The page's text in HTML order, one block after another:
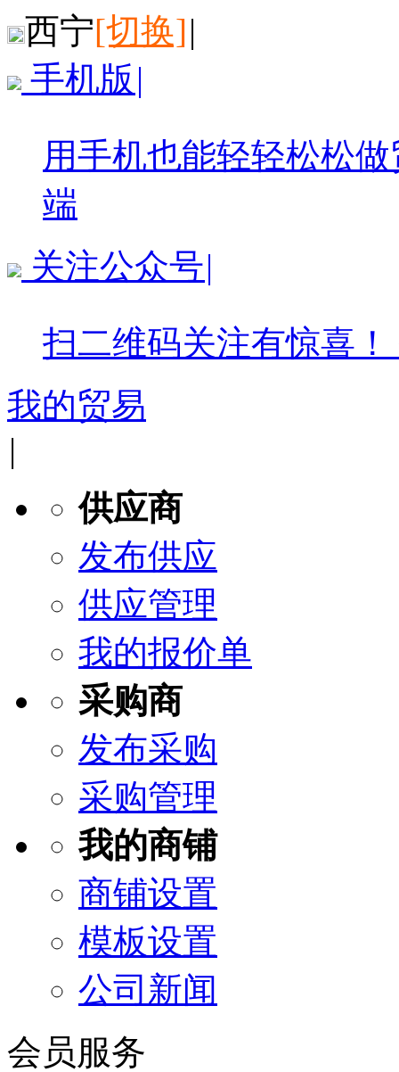
西宁[切换]|
手机版 |
用手机也能轻轻松松
端
关注公众号|
扫二维码关注有惊喜！
我的贸易
|
供应商
发布供应
供应管理
我的报价单
采购商
发布采购
采购管理
我的商铺
商铺设置
模板设置
公司新闻
会员服务